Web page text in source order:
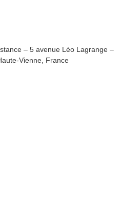
– 5 avenue Léo Lagrange –
Vienne, France